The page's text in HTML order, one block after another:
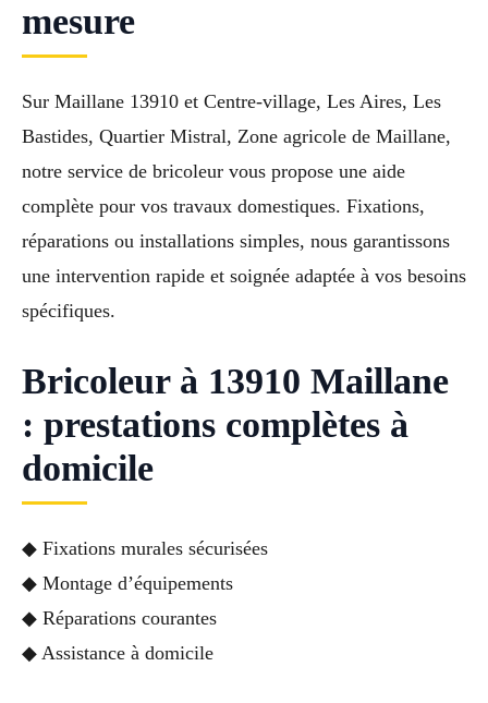
mesure
Sur Maillane 13910 et Centre-village, Les Aires, Les
Bastides, Quartier Mistral, Zone agricole de Maillane,
notre service de bricoleur vous propose une aide
complète pour vos travaux domestiques. Fixations,
réparations ou installations simples, nous garantissons
une intervention rapide et soignée adaptée à vos besoins
spécifiques.
Bricoleur à 13910 Maillane
: prestations complètes à
domicile
◆ Fixations murales sécurisées
◆ Montage d’équipements
◆ Réparations courantes
◆ Assistance à domicile